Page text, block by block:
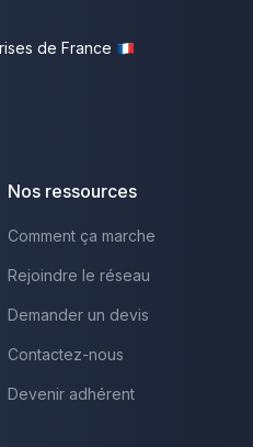
de France
Nos ressources
Comment ça marche
Rejoindre le réseau
Demander un devis
Contactez-nous
Devenir adhérent